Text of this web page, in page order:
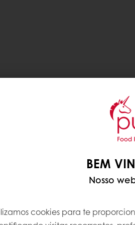
BEM
Nosso
cookies para te